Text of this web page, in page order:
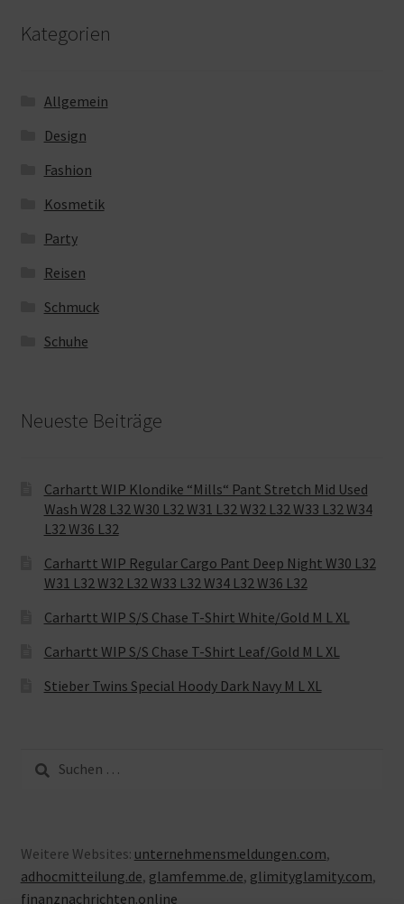
Kategorien
Allgemein
Design
Fashion
Kosmetik
Party
Reisen
Schmuck
Schuhe
Neueste Beiträge
Carhartt WIP Klondike “Mills“ Pant Stretch Mid Used
Wash W28 L32 W30 L32 W31 L32 W32 L32 W33 L32 W34
L32 W36 L32
Carhartt WIP Regular Cargo Pant Deep Night W30 L32
W31 L32 W32 L32 W33 L32 W34 L32 W36 L32
Carhartt WIP S/S Chase T-Shirt White/Gold M L XL
Carhartt WIP S/S Chase T-Shirt Leaf/Gold M L XL
Stieber Twins Special Hoody Dark Navy M L XL
Suche
nach:
Weitere Websites: unternehmensmeldungen.com,
adhocmitteilung.de, glamfemme.de, glimityglamity.com,
finanznachrichten.online